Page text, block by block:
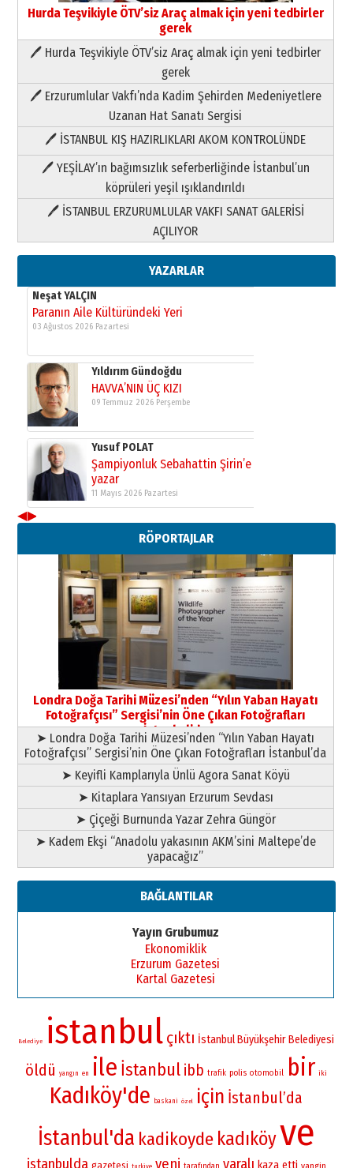
Hurda Teşvikiyle ÖTV’siz Araç almak için yeni tedbirler
gerek
🖊 Hurda Teşvikiyle ÖTV’siz Araç almak için yeni tedbirler
gerek
🖊 Erzurumlular Vakfı’nda Kadim Şehirden Medeniyetlere
Uzanan Hat Sanatı Sergisi
🖊 İSTANBUL KIŞ HAZIRLIKLARI AKOM KONTROLÜNDE
🖊 YEŞİLAY’ın bağımsızlık seferberliğinde İstanbul’un
köprüleri yeşil ışıklandırıldı
🖊 İSTANBUL ERZURUMLULAR VAKFI SANAT GALERİSİ
AÇILIYOR
YAZARLAR
Paranın Aile Kültüründeki Yeri
03 Ağustos 2026 Pazartesi
Yıldırım Gündoğdu
HAVVA’NIN ÜÇ KIZI
09 Temmuz 2026 Perşembe
Yusuf POLAT
Şampiyonluk Sebahattin Şirin’e
11 Mayıs 2026 Pazartesi
Neşat YALÇIN
Paranın Aile Kültüründeki Yeri
03 Ağustos 2026 Pazartesi
Yıldırım Gündoğdu
HAVVA’NIN ÜÇ KIZI
09 Temmuz 2026 Perşembe
Yusuf POLAT
Şampiyonluk Sebahattin Şirin’e
yazar
11 Mayıs 2026 Pazartesi
Neşat YALÇIN
Paranın Aile Kültüründeki Yeri
03 Ağustos 2026 Pazartesi
Yıldırım Gündoğdu
HAVVA’NIN ÜÇ KIZI
09 Temmuz 2026 Perşembe
Yusuf POLAT
Şampiyonluk Sebahattin Şirin’e
yazar
11 Mayıs 2026 Pazartesi
◀▶
RÖPORTAJLAR
Londra Doğa Tarihi Müzesi’nden “Yılın Yaban Hayatı
Fotoğrafçısı” Sergisi’nin Öne Çıkan Fotoğrafları
İstanbul’da
➤ Londra Doğa Tarihi Müzesi’nden “Yılın Yaban Hayatı
Fotoğrafçısı” Sergisi’nin Öne Çıkan Fotoğrafları İstanbul’da
➤ Keyifli Kamplarıyla Ünlü Agora Sanat Köyü
➤ Kitaplara Yansıyan Erzurum Sevdası
➤ Çiçeği Burnunda Yazar Zehra Güngör
➤ Kadem Ekşi “Anadolu yakasının AKM’sini Maltepe’de
yapacağız”
BAĞLANTILAR
Yayın Grubumuz
Ekonomiklik
Erzurum Gazetesi
Kartal Gazetesi
Belediye istanbul çıktı İstanbul Büyükşehir Belediyesi
öldü yangın en ile İstanbul ibb trafik polis otomobil bir iki
Kadıköy'de baskani özel için İstanbul’da
İstanbul'da kadikoyde kadıköyve
istanbulda gazetesi turkiye yeni tarafından yaralı kaza etti yangin